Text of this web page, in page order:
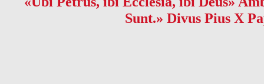
Sunt.» Divus Pius X